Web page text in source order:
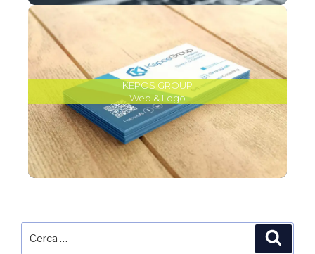
KEPOS GROUP
Web & Logo